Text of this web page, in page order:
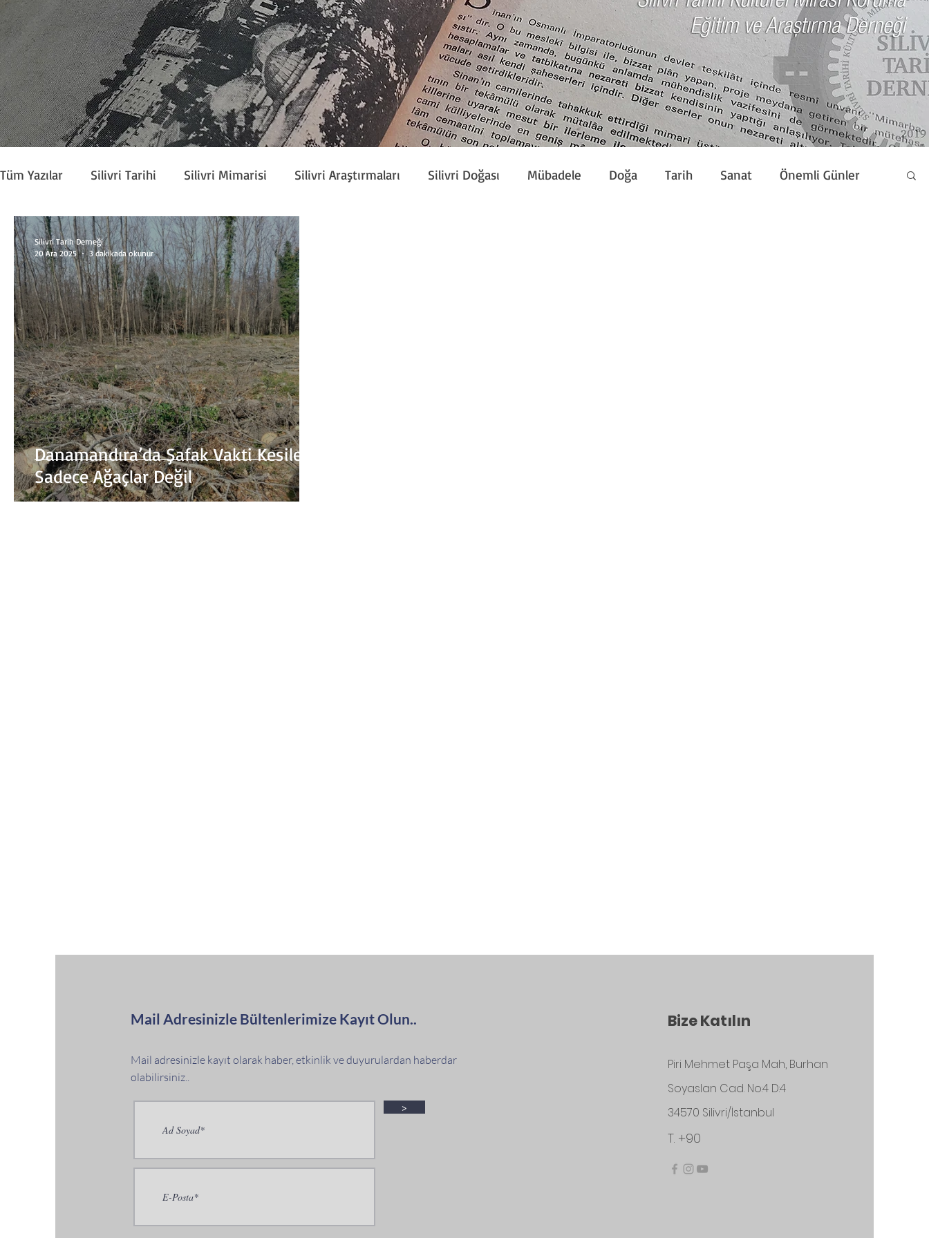
Tüm Yazılar Silivri Tarihi Silivri Mimarisi Silivri Araştırmaları Silivri Doğası Mübadele Doğa Tarih Sanat Önemli Günler
Köşe Yazarları Silivri Tarih Derneği Bülteni
Danamandıra’da Şafak Vakti Kesilen
Sadece Ağaçlar Değil
Silivri Tarih Derneği
20 Ara 2025
3 dakikada okunur
Mail Adresinizle Bültenlerimize Kayıt Olun..
Mail adresinizle kayıt olarak haber, etkinlik ve duyurulardan haberdar
olabilirsiniz..
>
Bize Katılın
Piri Mehmet Paşa Mah, Burhan
Soyaslan Cad. No:4 D:4
34570 Silivri/İstanbul
T. +90